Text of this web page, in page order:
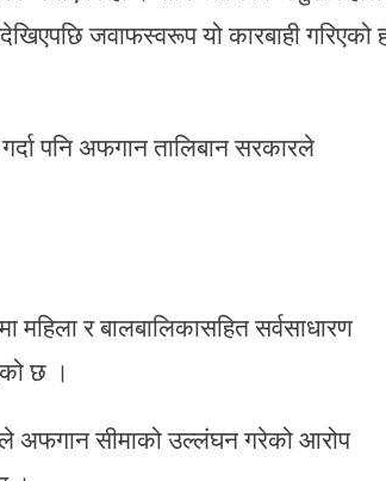
जवाफस्वरूप यो कारबाही गरिएको
पनि अफगान तालिबान सरकारले
र बालबालिकासहित सर्वसाधारण
छ ।
अफगान सीमाको उल्लंघन गरेको आरोप